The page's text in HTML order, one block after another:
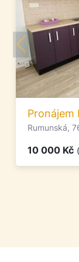
Pronájem
Rumunská,
10 000 Kč